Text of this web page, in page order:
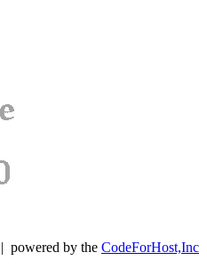
| powered by the CodeForHost,Inc